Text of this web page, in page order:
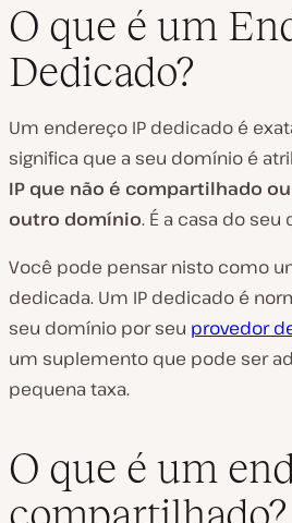
O que é um
Dedicado?
Um endereço IP dedicado é
significa que a seu domínio é
IP que não é compartilhado
outro domínio. É a casa do
Você pode pensar nisto como
dedicada. Um IP dedicado é
seu domínio por seu provedor
um suplemento que pode ser
pequena taxa.
O que é um